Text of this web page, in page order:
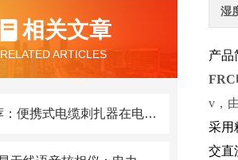
相关文章
RELATED ARTICLES
行业推荐：便携式电缆刺扎器在电缆工程中的应用
湿
产品
FRC
v，
采用
交直